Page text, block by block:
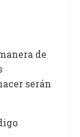
de
serán